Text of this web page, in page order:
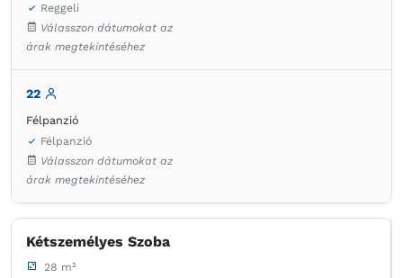
saját -
Fürdőszoba 3
Fürdőszoba 5
saját - Zuhanyzó
Fürdőszoba 6
saját - Zuhanyzó
Reggeli
Válasszon dátumokat az
árak megtekintéséhez
22
Félpanzió
Félpanzió
Válasszon dátumokat az
árak megtekintéséhez
Kétszemélyes Szoba
28 m²